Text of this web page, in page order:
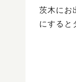
茨木にお
にすると